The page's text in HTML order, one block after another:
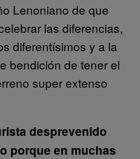
Lenoniano de que
las diferencias,
diferentísimos y a la
bendición de tener el
super extenso
desprevenido
porque en muchas